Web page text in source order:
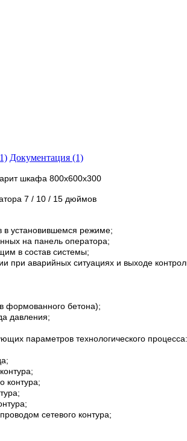
Документация (1)
шкафа 800х600х300
7 / 10 / 15 дюймов
в установившемся режиме;
на панель оператора;
в состав системы;
при аварийных ситуациях и выходе
формованного бетона);
давления;
параметров технологического процесса:
контура;
сетевого контура;